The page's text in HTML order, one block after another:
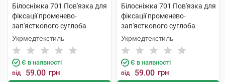
Білосніжка 701 Пов'язка для
фіксації променево-
зап'ясткового суглоба
розмір 2 (17-18см) 1 шт
Укрмедтекстиль
Є в наявності
від 59.00 грн
Білосніжка 701 Пов'язка для
фіксації променево-
зап'ясткового суглоба
розмір 3 (19-20см) 1 шт
Укрмедтекстиль
Є в наявності
від 59.00 грн